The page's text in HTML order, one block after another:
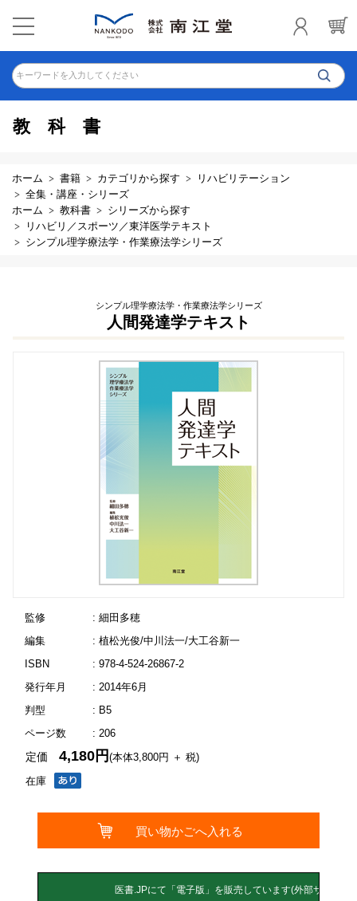
キーワードを入力してください
教科書
ホーム 書籍 カテゴリから探す
リハビリテーション
全集・講座・シリーズ
ホーム
教科書
シリーズから探す
リハビリ／スポーツ／東洋医学テキスト
シンプル理学療法学・作業療法学シリーズ
シンプル理学療法学・作業療法学シリーズ
人間発達学テキスト
監修
: 細田多穂
編集
: 植松光俊/中川法一/大工谷新一
ISBN
: 978-4-524-26867-2
発行年月
: 2014年6月
判型
: B5
ページ数
: 206
在庫
定価4,180円(本体3,800円 ＋ 税)